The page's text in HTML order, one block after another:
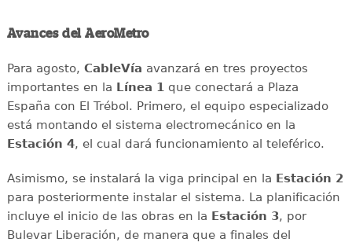
Avances del AeroMetro
Para agosto, CableVía avanzará en tres proyectos
importantes en la Línea 1que conectará a Plaza
España con El Trébol. Primero, el equipo especializado
está montando el sistema electromecánico en la
Estación 4, el cual dará funcionamiento al teleférico.
Asimismo, se instalará la viga principal en la Estación 2
para posteriormente instalar el sistema. La planificación
incluye el inicio de las obras en la Estación 3, por
Bulevar Liberación, de manera que a finales del